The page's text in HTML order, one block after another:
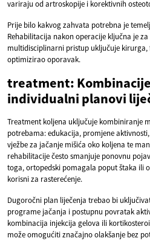
variraju od artroskopije i korektivnih
Prije bilo kakvog zahvata potrebna je
Rehabilitacija nakon operacije ključna je
multidisciplinarni pristup uključuje
optimizirao oporavak.
treatment:
individualni planovi
Treatment koljena uključuje kombiniranje
potrebama: edukacija, promjene
vježbe za jačanje mišića oko koljena te
rehabilitacije često smanjuje ponovnu
toga, ortopedski pomagala poput štaka ili
korisni za rasterećenje.
Dugoročni plan liječenja trebao bi
programe jačanja i postupnu povratak
kombinacija injekcija gelova ili
može omogućiti značajno olakšanje bez